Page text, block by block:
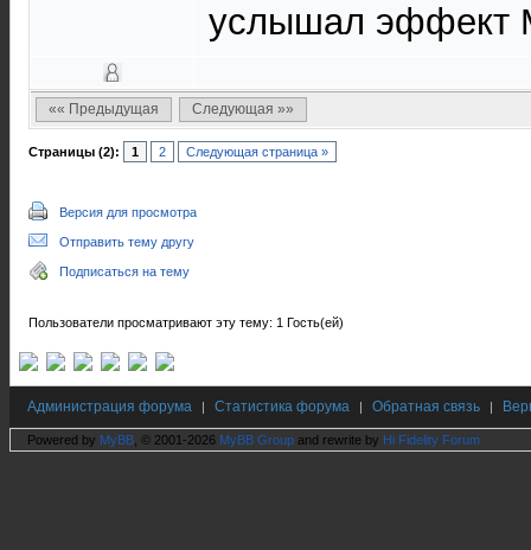
услышал эффект
«« Предыдущая Следующая »»
Страницы (2): 1 2 Следующая страница »
Версия для просмотра
Отправить тему другу
Подписаться на тему
Пользователи просматривают эту тему: 1 Гость(ей)
Администрация форума | Статистика форума | Обратная связь |
Powered by MyBB , © 2001-2026 MyBB Group and rewrite by Hi Fidelity Forum